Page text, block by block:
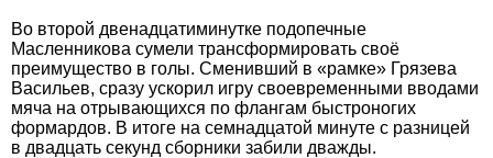
Во второй двенадцатиминутке подопечные
Масленникова сумели трансформировать своё
преимущество в голы. Сменивший в «рамке» Грязева
Васильев, сразу ускорил игру своевременными вводами
мяча на отрывающихся по флангам быстроногих
формардов. В итоге на семнадцатой минуте с разницей
в двадцать секунд сборники забили дважды.